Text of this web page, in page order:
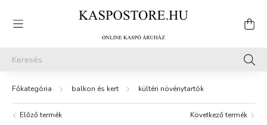
balkon és kert kültéri növénytartók
Előző termék Következő termék